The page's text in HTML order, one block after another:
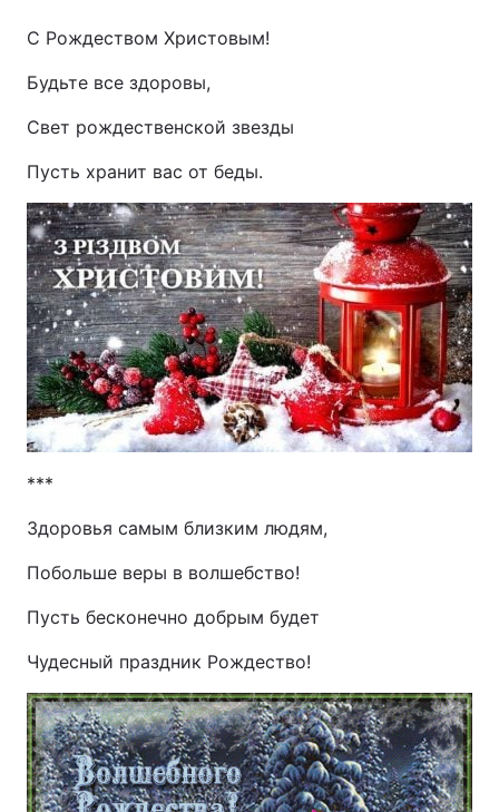
С Рождеством Христовым!
Будьте все здоровы,
Свет рождественской звезды
Пусть хранит вас от беды.
***
Здоровья самым близким людям,
Побольше веры в волшебство!
Пусть бесконечно добрым будет
Чудесный праздник Рождество!